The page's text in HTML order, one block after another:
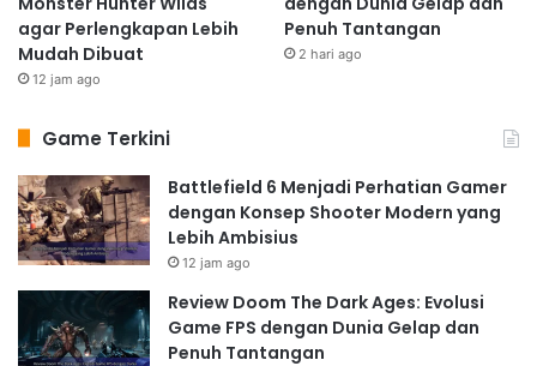
agar Perlengkapan Lebih
Mudah Dibuat
12 jam ago
Penuh Tantangan
2 hari ago
Game Terkini
Battlefield 6 Menjadi Perhatian Gamer
dengan Konsep Shooter Modern yang
Lebih Ambisius
12 jam ago
Review Doom The Dark Ages: Evolusi
Game FPS dengan Dunia Gelap dan
Penuh Tantangan